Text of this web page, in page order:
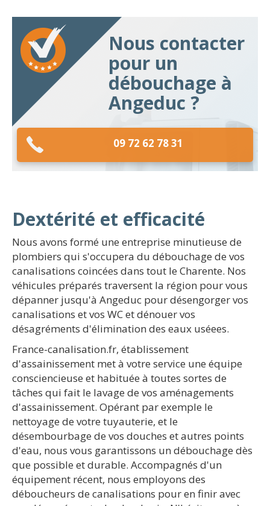
Nous contacter
pour un
débouchage à
Angeduc ?
09 72 62 78 31
Dextérité et efficacité
Nous avons formé une entreprise minutieuse de
plombiers qui s'occupera du débouchage de vos
canalisations coincées dans tout le Charente. Nos
véhicules préparés traversent la région pour vous
dépanner jusqu'à Angeduc pour désengorger vos
canalisations et vos WC et dénouer vos
désagréments d'élimination des eaux uséees.
France-canalisation.fr, établissement
d'assainissement met à votre service une équipe
consciencieuse et habituée à toutes sortes de
tâches qui fait le lavage de vos aménagements
d'assainissement. Opérant par exemple le
nettoyage de votre tuyauterie, et le
désembourbage de vos douches et autres points
d'eau, nous vous garantissons un débouchage dès
que possible et durable. Accompagnés d'un
équipement récent, nous employons des
déboucheurs de canalisations pour en finir avec